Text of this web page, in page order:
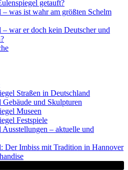
getauft?
was ist wahr am größten Schelm
war er doch kein Deutscher und
Straßen in Deutschland
und Skulpturen
Museen
Festspiele
– aktuelle und
Der Imbiss mit Tradition in Hannover